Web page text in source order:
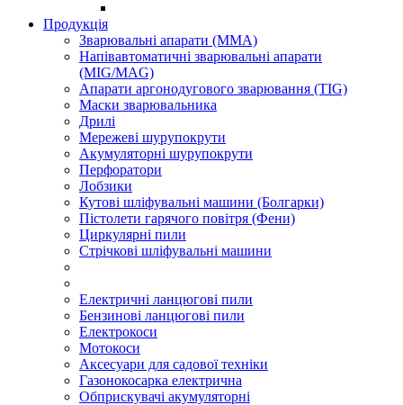
Продукція
Зварювальні апарати (ММА)
Напівавтоматичні зварювальні апарати
(MIG/MAG)
Апарати аргонодугового зварювання (TIG)
Маски зварювальника
Дрилі
Мережеві шурупокрути
Акумуляторні шурупокрути
Перфоратори
Лобзики
Кутові шліфувальні машини (Болгарки)
Пістолети гарячого повітря (Фени)
Циркулярні пили
Стрічкові шліфувальні машини
Електричні ланцюгові пили
Бензинові ланцюгові пили
Електрокоси
Мотокоси
Аксесуари для садової техніки
Газонокосарка електрична
Обприскувачі акумуляторні